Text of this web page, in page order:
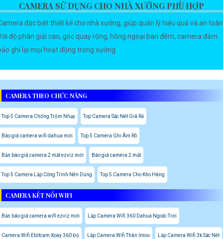
CAMERA SỬ DỤNG CHO NHÀ XƯỞNG PHÙ HỢP
đặc biệt thiết kế cho nhà xưởng, giúp quản lý hiệu quả và an
độ phân giải cao, góc quay rộng, hồng ngoại ban đêm, camera đảm
ghi lại mọi hoạt động trong xưởng
CAMERA THEO CHỨC NĂNG
Top 5 Camera Chống Trộm Nhạy Top Camera Sắc Nét Giá Rẻ
Báo giá camera wifi dahua mới Top 5 Camera Ghi Âm Rõ
Bản báo giá camera 2 mắt ezviz mới Báo giá camera 2 mắt
Top 5 Camera Lắp Công Trình Nên Dùng Top 5 Camera Cho Kho Hàng
CAMERA KẾT NỐI WIFI
Bản báo giá camera wifi ezviz mới Lắp Camera Wifi 360 Dahua Ngoài Trời
Camera Wifi Ebitcam Xoay 360 Độ Lắp Camera Wifi Thân Imou Lắp Camera Wifi 3k Sắc Nét